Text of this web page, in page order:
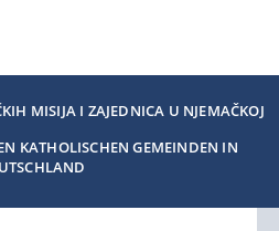
MISIJA I ZAJEDNICA U NJEMAČKOJ
KATHOLISCHEN GEMEINDEN IN